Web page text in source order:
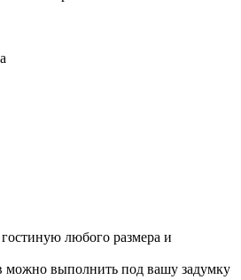
любого размера и
можно выполнить под вашу задумку